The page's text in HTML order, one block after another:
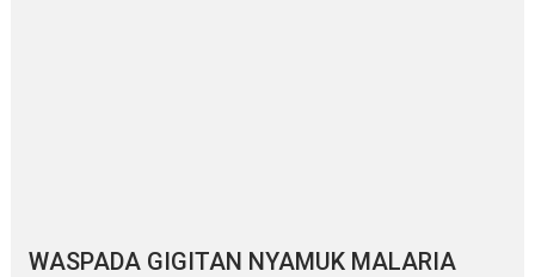
WASPADA GIGITAN NYAMUK MALARIA